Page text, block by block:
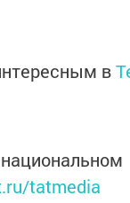
в
tatmedia